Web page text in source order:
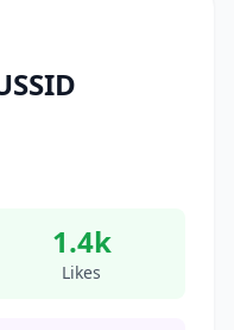
1.4k
Likes